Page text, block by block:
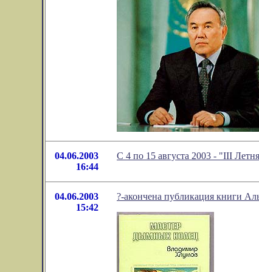
04.06.2003
16:44
C 4 по 15 августа 2003 - "III
04.06.2003
15:42
?-акончена публикация книги